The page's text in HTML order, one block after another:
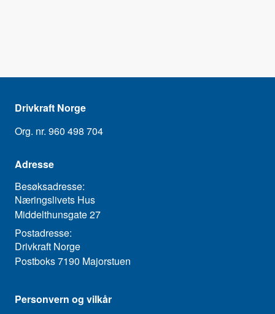
Drivkraft Norge
Org. nr. 960 498 704
Adresse
Besøksadresse:
Næringslivets Hus
Middelthunsgate 27
Postadresse:
Drivkraft Norge
Postboks 7190 Majorstuen
Personvern og vilkår